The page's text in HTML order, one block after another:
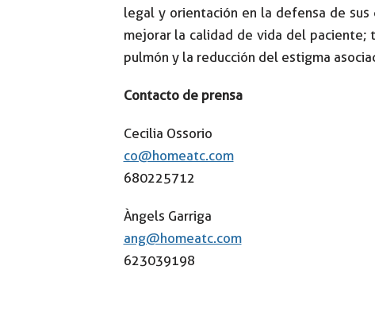
legal y orientación en la defensa de
mejorar la calidad de vida del paciente;
pulmón y la reducción del estigma
Contacto de prensa
Cecilia Ossorio
co@homeatc.com
680225712
Àngels Garriga
ang@homeatc.com
623039198